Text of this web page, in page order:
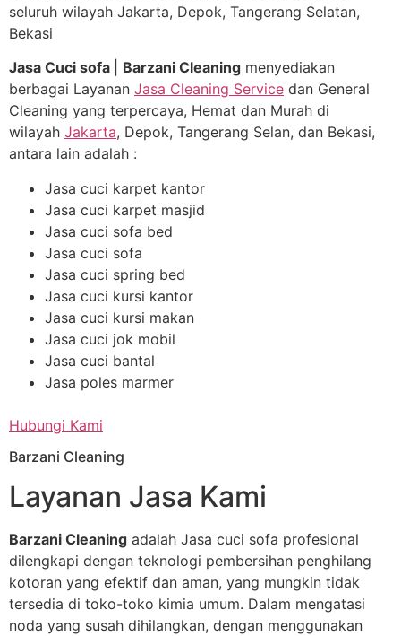
seluruh wilayah Jakarta, Depok, Tangerang Selatan,
Bekasi
Jasa Cuci sofa
Barzani Cleaning menyediakan
berbagai Layanan Jasa Cleaning Service dan General
Cleaning yang terpercaya, Hemat dan Murah di
wilayah Jakarta, Depok, Tangerang Selan, dan Bekasi,
antara lain adalah :
Jasa cuci karpet kantor
Jasa cuci karpet masjid
Jasa cuci sofa bed
Jasa cuci sofa
Jasa cuci spring bed
Jasa cuci kursi kantor
Jasa cuci kursi makan
Jasa cuci jok mobil
Jasa cuci bantal
Jasa poles marmer
Hubungi Kami
Barzani Cleaning
Layanan Jasa Kami
Barzani Cleaning adalah Jasa cuci sofa profesional
dilengkapi dengan teknologi pembersihan penghilang
kotoran yang efektif dan aman, yang mungkin tidak
tersedia di toko-toko kimia umum. Dalam mengatasi
noda yang susah dihilangkan, dengan menggunakan